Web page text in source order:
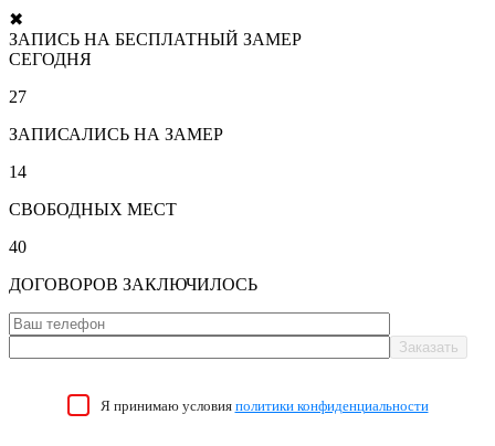
✖
ЗАПИСЬ НА БЕСПЛАТНЫЙ ЗАМЕР
СЕГОДНЯ
27
ЗАПИСАЛИСЬ НА ЗАМЕР
14
СВОБОДНЫХ МЕСТ
40
ДОГОВОРОВ ЗАКЛЮЧИЛОСЬ
Я принимаю условия политики конфиденциальности